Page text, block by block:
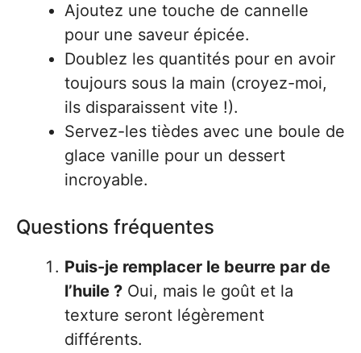
Ajoutez une touche de cannelle
pour une saveur épicée.
Doublez les quantités pour en avoir
toujours sous la main (croyez-moi,
ils disparaissent vite !).
Servez-les tièdes avec une boule de
glace vanille pour un dessert
incroyable.
Questions fréquentes
Puis-je remplacer le beurre par de
l’huile ? Oui, mais le goût et la
texture seront légèrement
différents.